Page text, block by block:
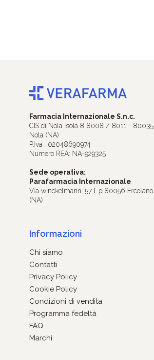
Farmacia Internazionale S.n.c.
CIS di Nola Isola 8 8008 / 8011 - 80035
Nola (NA)
P.Iva : 02048690974
Numero REA: NA-929325
Sede operativa:
Parafarmacia Internazionale
Via winckelmann, 57 l-p 80056 Ercolano
(NA)
Informazioni
Chi siamo
Contatti
Privacy Policy
Cookie Policy
Condizioni di vendita
Programma fedeltà
FAQ
Marchi